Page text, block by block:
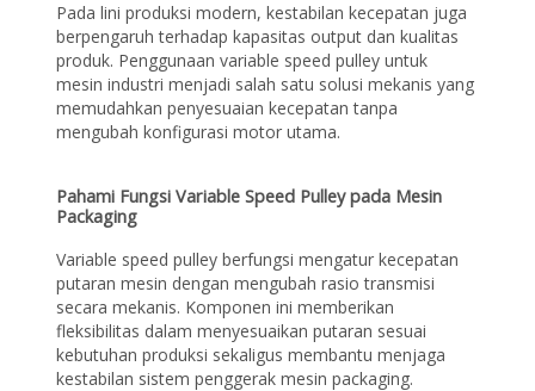
Pada lini produksi modern, kestabilan kecepatan juga
berpengaruh terhadap kapasitas output dan kualitas
produk. Penggunaan variable speed pulley untuk
mesin industri menjadi salah satu solusi mekanis yang
memudahkan penyesuaian kecepatan tanpa
mengubah konfigurasi motor utama.
Pahami Fungsi Variable Speed Pulley pada Mesin
Packaging
Variable speed pulley berfungsi mengatur kecepatan
putaran mesin dengan mengubah rasio transmisi
secara mekanis. Komponen ini memberikan
fleksibilitas dalam menyesuaikan putaran sesuai
kebutuhan produksi sekaligus membantu menjaga
kestabilan sistem penggerak mesin packaging.